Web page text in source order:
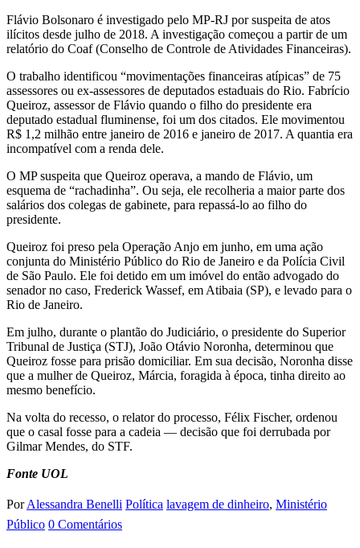
Flávio Bolsonaro é investigado pelo MP-RJ por suspeita de atos
ilícitos desde julho de 2018. A investigação começou a partir de um
relatório do Coaf (Conselho de Controle de Atividades Financeiras).
O trabalho identificou “movimentações financeiras atípicas” de 75
assessores ou ex-assessores de deputados estaduais do Rio. Fabrício
Queiroz, assessor de Flávio quando o filho do presidente era
deputado estadual fluminense, foi um dos citados. Ele movimentou
R$ 1,2 milhão entre janeiro de 2016 e janeiro de 2017. A quantia era
incompatível com a renda dele.
O MP suspeita que Queiroz operava, a mando de Flávio, um
esquema de “rachadinha”. Ou seja, ele recolheria a maior parte dos
salários dos colegas de gabinete, para repassá-lo ao filho do
presidente.
Queiroz foi preso pela Operação Anjo em junho, em uma ação
conjunta do Ministério Público do Rio de Janeiro e da Polícia Civil
de São Paulo. Ele foi detido em um imóvel do então advogado do
senador no caso, Frederick Wassef, em Atibaia (SP), e levado para o
Rio de Janeiro.
Em julho, durante o plantão do Judiciário, o presidente do Superior
Tribunal de Justiça (STJ), João Otávio Noronha, determinou que
Queiroz fosse para prisão domiciliar. Em sua decisão, Noronha disse
que a mulher de Queiroz, Márcia, foragida à época, tinha direito ao
mesmo benefício.
Na volta do recesso, o relator do processo, Félix Fischer, ordenou
que o casal fosse para a cadeia — decisão que foi derrubada por
Gilmar Mendes, do STF.
Fonte UOL
Por Alessandra Benelli Política lavagem de dinheiro, Ministério
Público 0 Comentários